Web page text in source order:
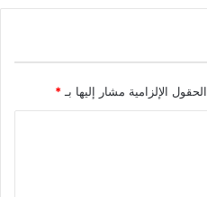
الحقول الإلزامية مشار إليها بـ *